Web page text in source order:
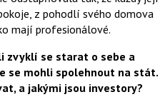
z pohodlí svého domova
mají profesionálové.
zvyklí se starat o sebe a
se mohli spolehnout na stát.
a jakými jsou investory?